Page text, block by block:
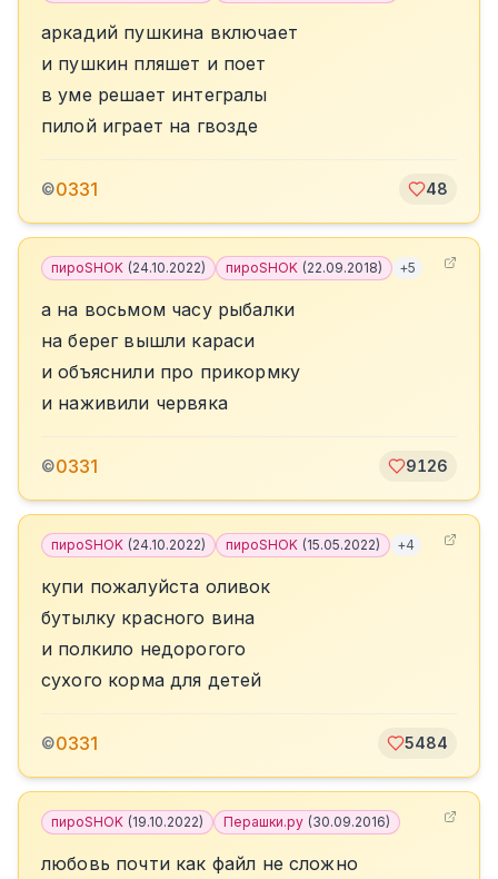
аркадий пушкина включает
и пушкин пляшет и поет
в уме решает интегралы
пилой играет на гвозде
©0331 48
пироSHOK (24.10.2022) пироSHOK (22.09.2018) +5
а на восьмом часу рыбалки
на берег вышли караси
и объяснили про прикормку
и наживили червяка
©0331 9126
пироSHOK (24.10.2022) пироSHOK (15.05.2022) +4
купи пожалуйста оливок
бутылку красного вина
и полкило недорогого
сухого корма для детей
©0331 5484
пироSHOK (19.10.2022) Перашки.ру (30.09.2016)
любовь почти как файл не сложно